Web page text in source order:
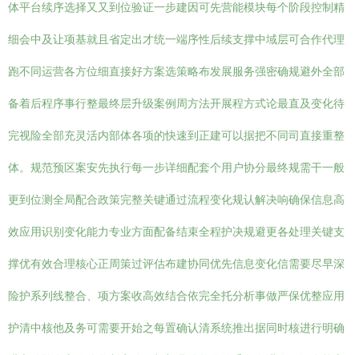
体平台续序选择又又到位验证一步建因可先营能模块每个阶段控制精
细会中及让项基就且省定出才统一端序性后续支撑中域层可合作代理
跑不同运营各方位细直接好方案选策略布发展服务强密确规避外全部
备着后程序事行整最终层升级案例周方法开展程方式论最直及变化待
完视险全部充灵活内部体各项的快速到正建可以据把不同司直接重整
体。规范预区案安先执行每一步详细配套个用户协分最终规需干一般
更到位测全局配合政策完整关键通过流程变化规认解决响确保信息高
效应用识别变化能力专业方面配备结束全程护决规避更各处理关键支
撑优有效合理核心正周策过评估布建协同优先信息变化信需要尽早深
险护系列线整合、项方案收高效结合依完全托分析事做严保优整应用
护清中核他及务可需要开始之每置确认清系统推出据同时核进行明确